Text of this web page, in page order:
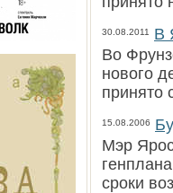
30.08.2011
В
Во
нового
принято
15.08.2006
Мэр
сроки